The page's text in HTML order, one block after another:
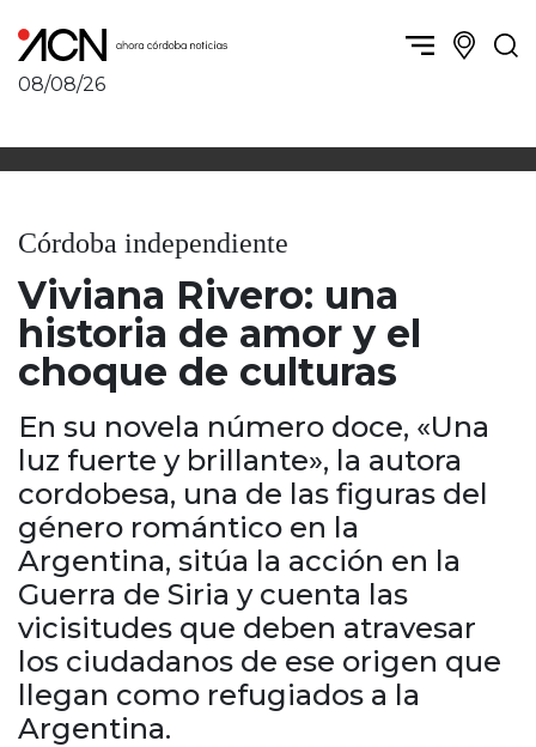
08/08/26
Política y Economía
Córdoba obrera
Córdoba, la Docta
Ambiente y sustentabilidad
Deportes
Córdoba diverse
Córdoba independiente
Internacionales
Humor
Córdoba, la ciudad
Villa María y zona
San Francisco y zona
Traslasierra
Punilla / Carlos Paz
Alta Gracia
Marcos Juárez
Río Primero
Valle de Calamuchita
Jesús María y norte
Cruz del Eje
Corredor de Ansenuza
La Carlota y zona
Laboulaye y sur
Bell Ville
Río Tercero
Córdoba independiente
Viviana Rivero: una
historia de amor y el
choque de culturas
En su novela número doce, «Una
luz fuerte y brillante», la autora
cordobesa, una de las figuras del
género romántico en la
Argentina, sitúa la acción en la
Guerra de Siria y cuenta las
vicisitudes que deben atravesar
los ciudadanos de ese origen que
llegan como refugiados a la
Argentina.